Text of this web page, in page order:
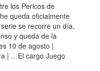
los Pericos de
queda oficialmente
se recorre un día,
y queda de la
10 de agosto |
| …El cargo Juego